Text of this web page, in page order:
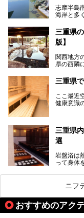
ていた施
「おふろ
志摩半島
海岸と多
らも英虞
まほうじ
すよ！
───
提供元：
三重県
版】
関西地方
県の西隣
伊勢神宮
道をはじ
ト、松坂
東からも
スーパー
三重県
ここ最近
健康意識
いサウナ
気軽に立
れをリフ
三重県
選
岩盤浴は
って身体
果だけで
待でき
オススメ
す。
ニフ
おすすめのアク